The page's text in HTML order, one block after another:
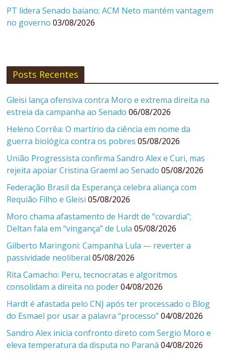
PT lidera Senado baiano; ACM Neto mantém vantagem
no governo 03/08/2026
Posts Recentes
Gleisi lança ofensiva contra Moro e extrema direita na
estreia da campanha ao Senado 06/08/2026
Heleno Corrêa: O martírio da ciência em nome da
guerra biológica contra os pobres 05/08/2026
União Progressista confirma Sandro Alex e Curi, mas
rejeita apoiar Cristina Graeml ao Senado 05/08/2026
Federação Brasil da Esperança celebra aliança com
Requião Filho e Gleisi 05/08/2026
Moro chama afastamento de Hardt de “covardia”;
Deltan fala em “vingança” de Lula 05/08/2026
Gilberto Maringoni: Campanha Lula — reverter a
passividade neoliberal 05/08/2026
Rita Camacho: Peru, tecnocratas e algoritmos
consolidam a direita no poder 04/08/2026
Hardt é afastada pelo CNJ após ter processado o Blog
do Esmael por usar a palavra “processo” 04/08/2026
Sandro Alex inicia confronto direto com Sergio Moro e
eleva temperatura da disputa no Paraná 04/08/2026